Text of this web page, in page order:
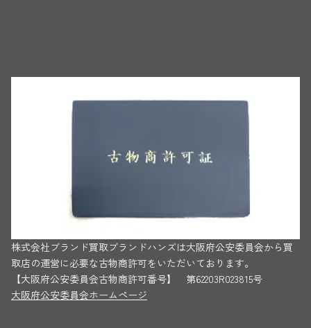
株式会社ブランド買取ブランドハンズは大阪府公安委員会から買
取店の運営に必要な古物商許可をいただいております。
【大阪府公安委員会古物商許可番号】 第62203R023815号
大阪府公安委員会ホームページ